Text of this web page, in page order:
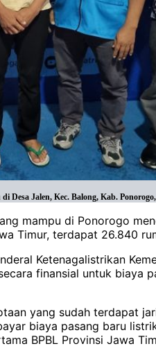
Jalen, Kec. Balong, Kab.
mampu di Ponorogo
Timur, terdapat 26.840
Ketenagalistrikan
finansial untuk
yang sudah terdapat
biaya pasang baru
BPBL Provinsi Jawa